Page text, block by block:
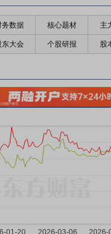
务数据 核心题材 主
东大会 个股研报 股